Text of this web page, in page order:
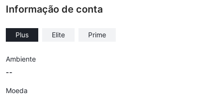
Informação de conta
Plus Elite Prime
Ambiente
--
Moeda